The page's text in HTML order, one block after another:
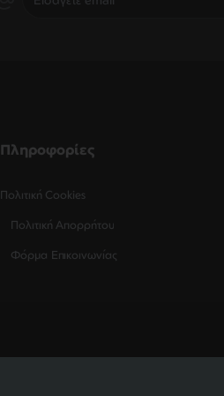
Πληροφορίες
Πολιτική Cookies
Πολιτική Απορρήτου
Φόρμα Επικοινωνίας